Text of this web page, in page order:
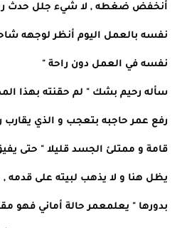
أنخفض ضغطه , لا شيء جلل حدث
نفسه بالعمل اليوم أنظر لوجهه
نفسه في العمل دون راحة "
سأله رحيم بشك " لم حقنته بهذا
رفع عمر حاجبه بتعجب و الذي يقارب
قامة و ممتلئ الجسد قليلا " حتى
يظل هنا و لا يذهب لبيته على قدمه ,
بدورها " يعلمعمر حالة أماني فهو